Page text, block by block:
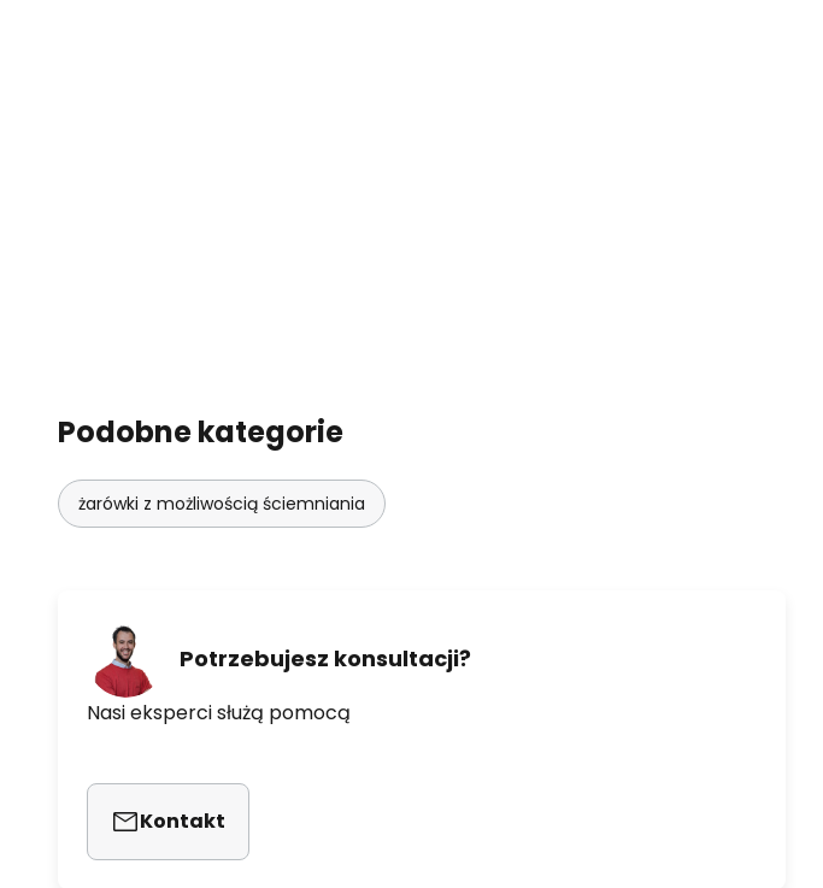
Podobne kategorie
żarówki z możliwością ściemniania
Potrzebujesz konsultacji?
Nasi eksperci służą pomocą
Kontakt